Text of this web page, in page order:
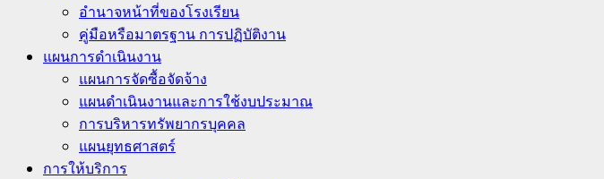
อำนาจหน้าที่ของโรงเรียน
คู่มือหรือมาตรฐาน การปฏิบัติงาน
แผนการดำเนินงาน
แผนการจัดซื้อจัดจ้าง
แผนดำเนินงานและการใช้งบประมาณ
การบริหารทรัพยากรบุคคล
แผนยุทธศาสตร์
การให้บริการ